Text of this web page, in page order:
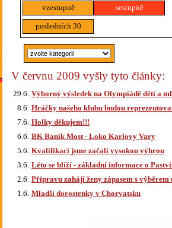
vzestupně sestupně
posledních 30
V červnu 2009 vyšly tyto články:
29.6. Výborný výsledek na Olympiádě dětí a
8.6. Hráčky našeho klubu budou
7.6. Holky děkujem!!!
6.6. BK Baník Most - Loko Karlovy Vary
5.6. Kvalifikaci jsme začali vysokou výhrou
3.6. Léto se blíží - základní informace o
2.6. Přípravu zahájí ženy zápasem s
1.6. Mladší dorostenky v Chorvatsku